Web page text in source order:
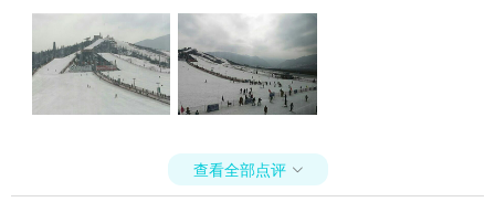
查看全部点评 